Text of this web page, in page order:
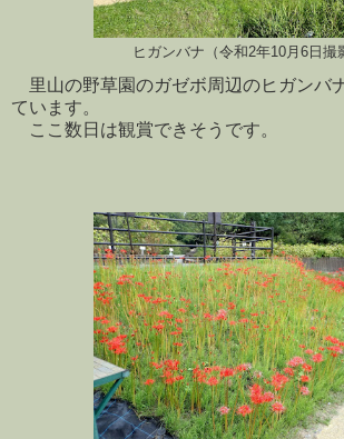
ヒガンバナ（令和2年10月6日撮
里山の野草園のガゼボ周辺のヒガンバ
ています。
ここ数日は観賞できそうです。